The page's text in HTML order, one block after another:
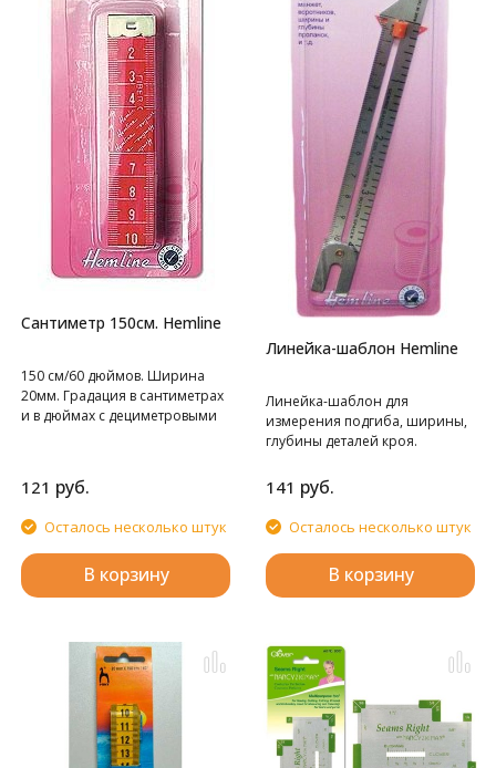
Сантиметр 150см. Hemline
150 см/60 дюймов. Ширина
20мм. Градация в сантиметрах
и в дюймах с дециметровыми
121 руб.
Осталось несколько штук
В корзину
Линейка-шаблон Hemline
Линейка-шаблон для
измерения подгиба, ширины,
глубины деталей кроя.
141 руб.
Осталось несколько штук
В корзину